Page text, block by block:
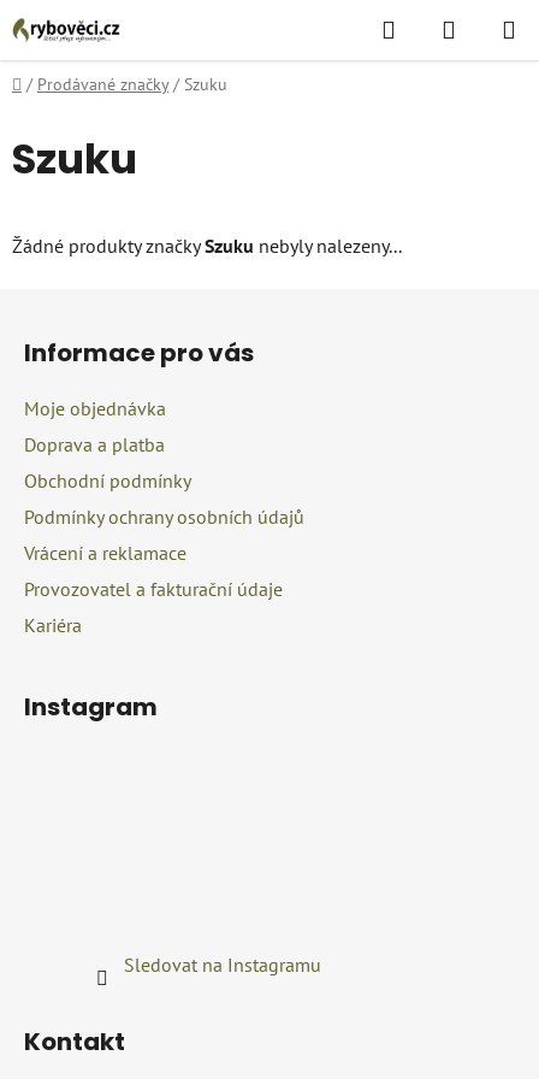
Přejít
na
obsah
Hledat
KOŠÍK
Domů
/ Prodávané značky / Szuku
Szuku
Žádné produkty značkySzuku nebyly nalezeny...
Informace pro vás
Moje objednávka
Doprava a platba
Obchodní podmínky
Podmínky ochrany osobních údajů
Vrácení a reklamace
Provozovatel a fakturační údaje
Kariéra
Instagram
Sledovat na Instagramu
Kontakt